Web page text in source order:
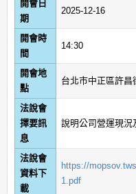
開會日
期
2025-12-16
開會時
間
14:30
開會地
點
台北市中正區許昌
法說會
擇要訊
息
說明公司營運現況
法說會
資料下
載
https://
1.pdf